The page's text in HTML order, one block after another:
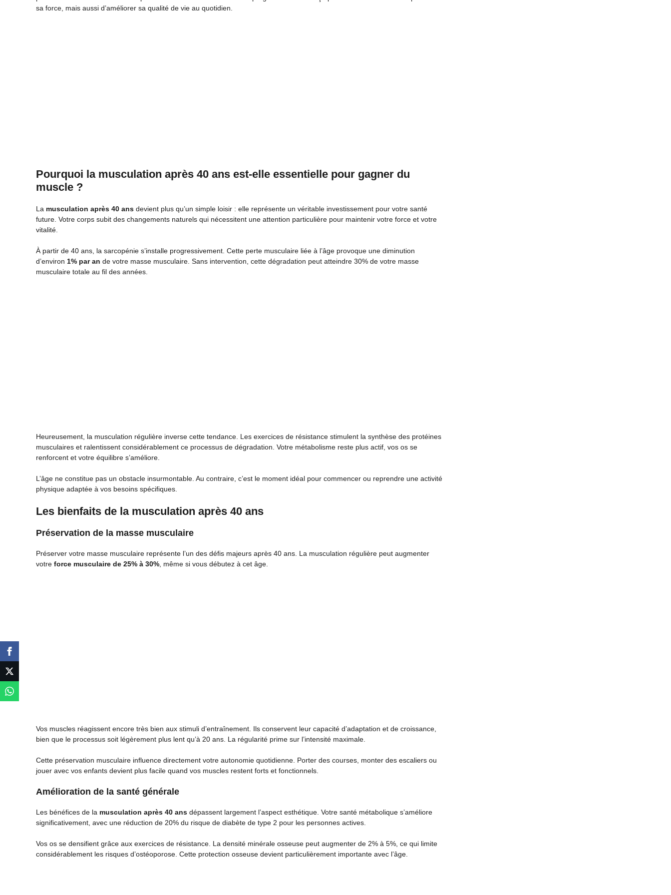
sa force, mais aussi d’améliorer sa qualité de vie au quotidien.
Pourquoi la musculation après 40 ans est-elle essentielle pour gagner du
muscle ?
La musculation après 40 ans devient plus qu’un simple loisir : elle représente un véritable investissement pour votre santé
future. Votre corps subit des changements naturels qui nécessitent une attention particulière pour maintenir votre force et votre
vitalité.
À partir de 40 ans, la sarcopénie s’installe progressivement. Cette perte musculaire liée à l’âge provoque une diminution
d’environ 1% par an de votre masse musculaire. Sans intervention, cette dégradation peut atteindre 30% de votre masse
musculaire totale au fil des années.
Heureusement, la musculation régulière inverse cette tendance. Les exercices de résistance stimulent la synthèse des protéines
musculaires et ralentissent considérablement ce processus de dégradation. Votre métabolisme reste plus actif, vos os se
renforcent et votre équilibre s’améliore.
L’âge ne constitue pas un obstacle insurmontable. Au contraire, c’est le moment idéal pour commencer ou reprendre une activité
physique adaptée à vos besoins spécifiques.
Les bienfaits de la musculation après 40 ans
Préservation de la masse musculaire
Préserver votre masse musculaire représente l’un des défis majeurs après 40 ans. La musculation régulière peut augmenter
votre force musculaire de 25% à 30%, même si vous débutez à cet âge.
Vos muscles réagissent encore très bien aux stimuli d’entraînement. Ils conservent leur capacité d’adaptation et de croissance,
bien que le processus soit légèrement plus lent qu’à 20 ans. La régularité prime sur l’intensité maximale.
Cette préservation musculaire influence directement votre autonomie quotidienne. Porter des courses, monter des escaliers ou
jouer avec vos enfants devient plus facile quand vos muscles restent forts et fonctionnels.
Amélioration de la santé générale
Les bénéfices de la musculation après 40 ans dépassent largement l’aspect esthétique. Votre santé métabolique s’améliore
significativement, avec une réduction de 20% du risque de diabète de type 2 pour les personnes actives.
Vos os se densifient grâce aux exercices de résistance. La densité minérale osseuse peut augmenter de 2% à 5%, ce qui limite
considérablement les risques d’ostéoporose. Cette protection osseuse devient particulièrement importante avec l’âge.